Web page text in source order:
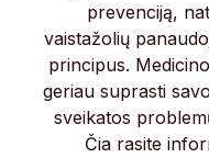
prevenciją,
vaistažolių
principus.
geriau suprasti
sveikatos
Čia rasite